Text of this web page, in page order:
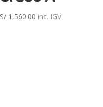
S/ 1,560.00 inc. IGV